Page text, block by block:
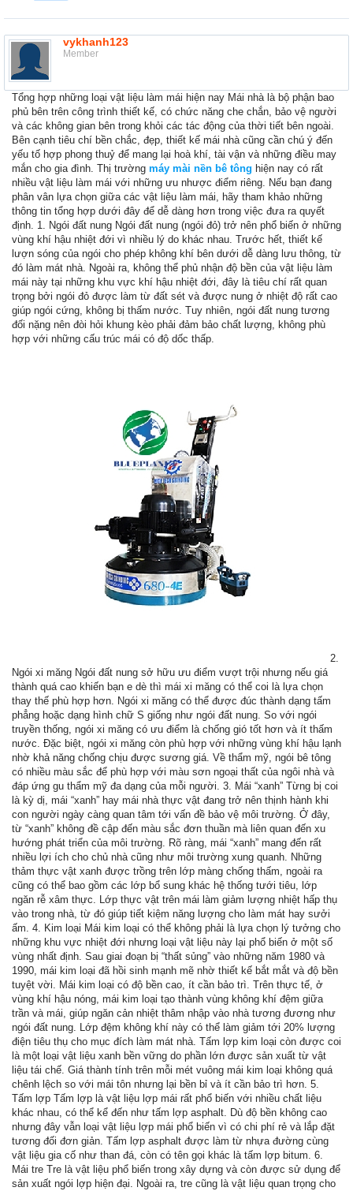
vykhanh123
Member
Tổng hợp những loại vật liệu làm mái hiện nay Mái nhà là bộ phận bao
phủ bên trên công trình thiết kế, có chức năng che chắn, bảo vệ người
và các không gian bên trong khỏi các tác động của thời tiết bên ngoài.
Bên cạnh tiêu chí bền chắc, đẹp, thiết kế mái nhà cũng cần chú ý đến
yếu tố hợp phong thuỷ để mang lại hoà khí, tài vận và những điều may
mắn cho gia đình. Thị trường máy mài nền bê tông hiện nay có rất
nhiều vật liệu làm mái với những ưu nhược điểm riêng. Nếu bạn đang
phân vân lựa chọn giữa các vật liệu làm mái, hãy tham khảo những
thông tin tổng hợp dưới đây để dễ dàng hơn trong việc đưa ra quyết
định. 1. Ngói đất nung Ngói đất nung (ngói đỏ) trở nên phổ biến ở những
vùng khí hậu nhiệt đới vì nhiều lý do khác nhau. Trước hết, thiết kế
lượn sóng của ngói cho phép không khí bên dưới dễ dàng lưu thông, từ
đó làm mát nhà. Ngoài ra, không thể phủ nhận độ bền của vật liệu làm
mái này tại những khu vực khí hậu nhiệt đới, đây là tiêu chí rất quan
trọng bởi ngói đỏ được làm từ đất sét và được nung ở nhiệt độ rất cao
giúp ngói cứng, không bị thấm nước. Tuy nhiên, ngói đất nung tương
đối nặng nên đòi hỏi khung kèo phải đảm bảo chất lượng, không phù
hợp với những cấu trúc mái có độ dốc thấp.
2.
Ngói xi măng Ngói đất nung sở hữu ưu điểm vượt trội nhưng nếu giá
thành quá cao khiến bạn e dè thì mái xi măng có thể coi là lựa chọn
thay thế phù hợp hơn. Ngói xi măng có thể được đúc thành dạng tấm
phẳng hoặc dạng hình chữ S giống như ngói đất nung. So với ngói
truyền thống, ngói xi măng có ưu điểm là chống gió tốt hơn và ít thấm
nước. Đặc biệt, ngói xi măng còn phù hợp với những vùng khí hậu lạnh
nhờ khả năng chống chịu được sương giá. Về thẩm mỹ, ngói bê tông
có nhiều màu sắc để phù hợp với màu sơn ngoại thất của ngôi nhà và
đáp ứng gu thẩm mỹ đa dạng của mỗi người. 3. Mái “xanh” Từng bị coi
là kỳ dị, mái “xanh” hay mái nhà thực vật đang trở nên thịnh hành khi
con người ngày càng quan tâm tới vấn đề bảo vệ môi trường. Ở đây,
từ “xanh” không đề cập đến màu sắc đơn thuần mà liên quan đến xu
hướng phát triển của môi trường. Rõ ràng, mái “xanh” mang đến rất
nhiều lợi ích cho chủ nhà cũng như môi trường xung quanh. Những
thảm thực vật xanh được trồng trên lớp màng chống thấm, ngoài ra
cũng có thể bao gồm các lớp bổ sung khác hệ thống tưới tiêu, lớp
ngăn rễ xâm thực. Lớp thực vật trên mái làm giảm lượng nhiệt hấp thụ
vào trong nhà, từ đó giúp tiết kiệm năng lượng cho làm mát hay sưởi
ấm. 4. Kim loại Mái kim loại có thể không phải là lựa chọn lý tưởng cho
những khu vực nhiệt đới nhưng loại vật liệu này lại phổ biến ở một số
vùng nhất định. Sau giai đoạn bị “thất sủng” vào những năm 1980 và
1990, mái kim loại đã hồi sinh mạnh mẽ nhờ thiết kế bắt mắt và độ bền
tuyệt vời. Mái kim loại có độ bền cao, ít cần bảo trì. Trên thực tế, ở
vùng khí hậu nóng, mái kim loại tạo thành vùng không khí đệm giữa
trần và mái, giúp ngăn cản nhiệt thâm nhập vào nhà tương đương như
ngói đất nung. Lớp đệm không khí này có thể làm giảm tới 20% lượng
điện tiêu thụ cho mục đích làm mát nhà. Tấm lợp kim loại còn được coi
là một loại vật liệu xanh bền vững do phần lớn được sản xuất từ vật
liệu tái chế. Giá thành tính trên mỗi mét vuông mái kim loại không quá
chênh lệch so với mái tôn nhưng lại bền bỉ và ít cần bảo trì hơn. 5.
Tấm lợp Tấm lợp là vật liệu lợp mái rất phổ biến với nhiều chất liệu
khác nhau, có thể kể đến như tấm lợp asphalt. Dù độ bền không cao
nhưng đây vẫn loại vật liệu lợp mái phổ biến vì có chi phí rẻ và lắp đặt
tương đối đơn giản. Tấm lợp asphalt được làm từ nhựa đường cùng
vật liệu gia cố như than đá, còn có tên gọi khác là tấm lợp bitum. 6.
Mái tre Tre là vật liệu phổ biến trong xây dựng và còn được sử dụng để
sản xuất ngói lợp hiện đại. Ngoài ra, tre cũng là vật liệu quan trọng cho